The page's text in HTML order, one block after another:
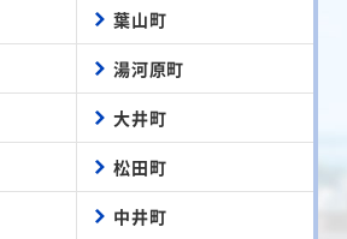
葉山町
湯河原町
大井町
松田町
中井町